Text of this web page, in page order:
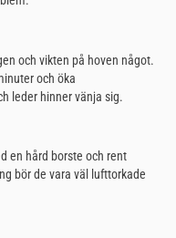
och vikten på hoven något.
och öka
leder hinner vänja sig.
en hård borste och rent
bör de vara väl lufttorkade